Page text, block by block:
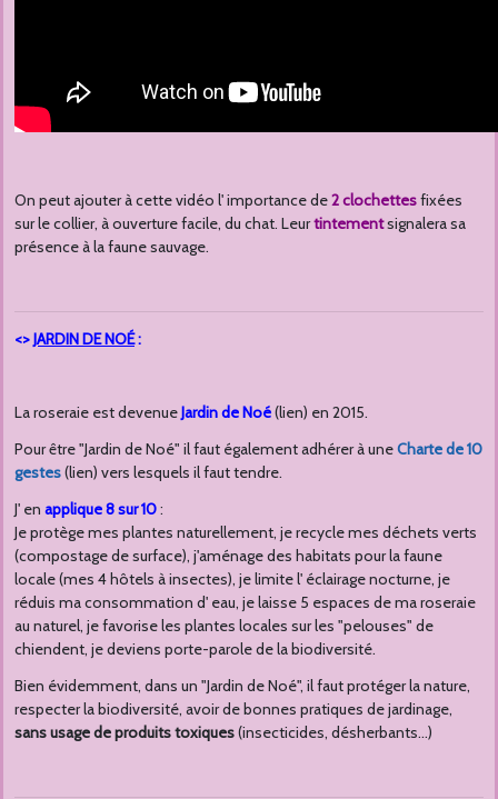
On peut ajouter à cette vidéo l' importance de2 clochettesfixées
sur le collier, à ouverture facile, du chat. Leurtintementsignalera sa
présence à la faune sauvage.
<>JARDIN DE NOÉ:
La roseraie est devenueJardin de Noé(lien) en 2015.
Pour être "Jardin de Noé" il faut également adhérer à uneCharte de 10
gestes(lien) vers lesquels il faut tendre.
J' en applique 8 sur 10:
Je protège mes plantes naturellement, je recycle mes déchets verts
(compostage de surface), j'aménage des habitats pour la faune
locale (mes 4 hôtels à insectes), jelimite l' éclairage nocturne, je
réduis ma consommation d' eau, je laisse 5 espaces de ma roseraie
au naturel, je favorise les plantes locales sur les "pelouses" de
chiendent, je deviens porte-parole de la biodiversité.
Bien évidemment, dans un "Jardin de Noé", il faut protéger la nature,
respecter la biodiversité, avoir de bonnes pratiques de jardinage,
sans usage de produits toxiques(insecticides, désherbants...)